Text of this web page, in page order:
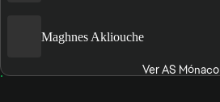
Maghnes Akliouche
Ver AS Mónaco